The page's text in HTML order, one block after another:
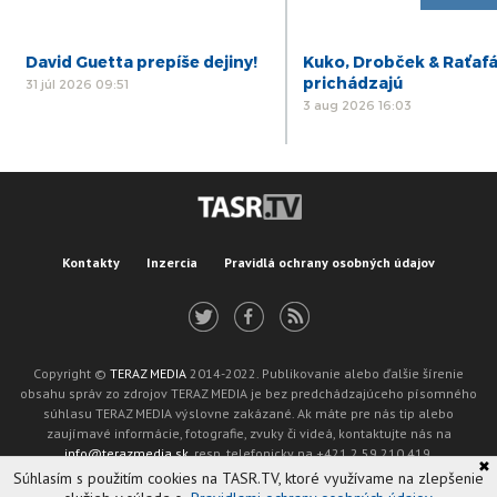
David Guetta prepíše dejiny!
31 júl 2026 09:51
Kuko, Drobček &
prichádzajú
3 aug 2026 16:03
Kontakty Inzercia Pravidlá ochrany osobných údajov
Copyright © TERAZ MEDIA 2014-2022. Publikovanie alebo ďalšie šírenie
obsahu správ zo zdrojov TERAZ MEDIA je bez predchádzajúceho písomného
súhlasu TERAZ MEDIA výslovne zakázané. Ak máte pre nás tip alebo
zaujímavé informácie, fotografie, zvuky či videá, kontaktujte nás na
info@terazmedia.sk, resp. telefonicky na +421 2 59 210 419.
Žiadosť o zverejnenie opravy v zmysle zákona o publikáciách je možné zaslať
na adresu oprava@tasr.sk.
Súhlasím s použitím cookies na TASR.TV, ktoré využívame na zlepšenie
✖